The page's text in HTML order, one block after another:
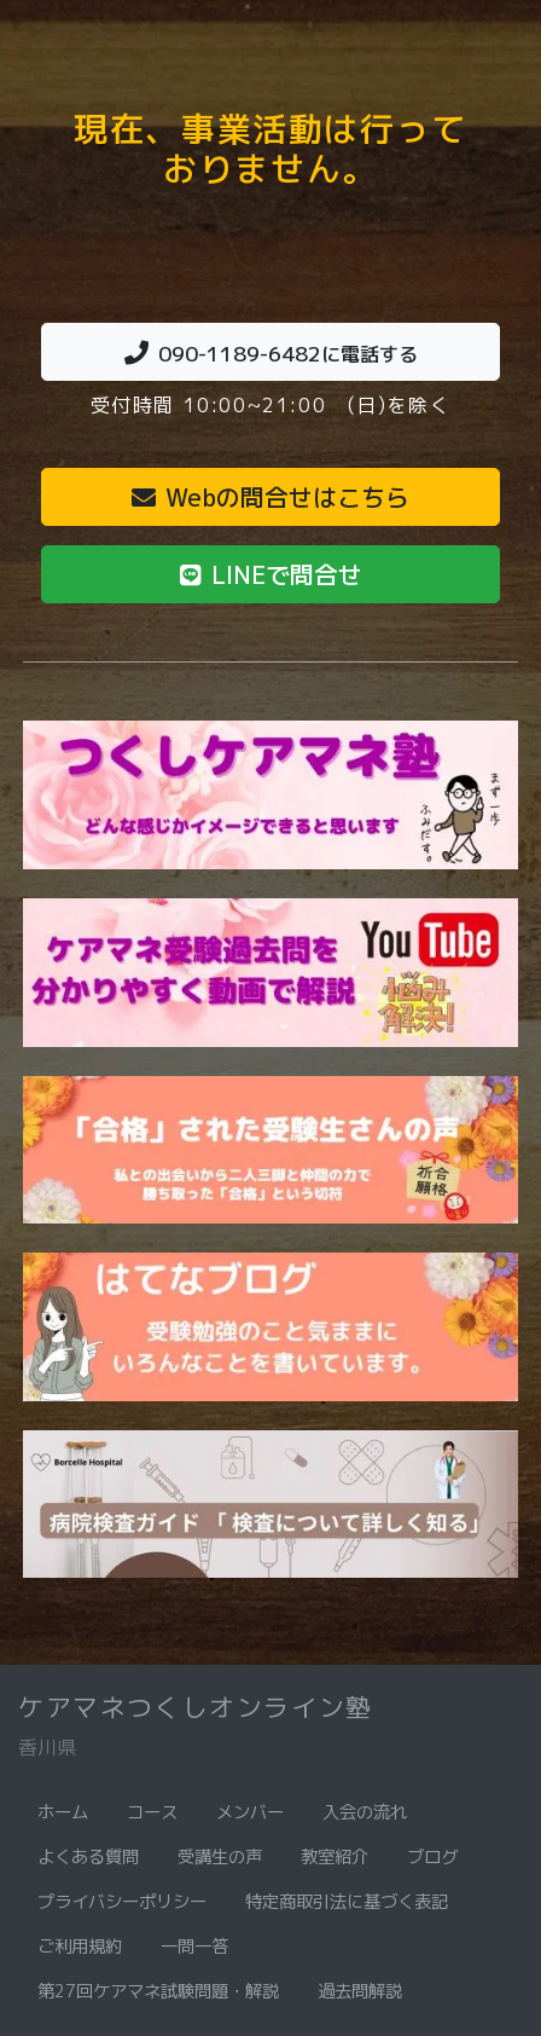
現在、事業活動は行って
おりません。
090-1189-6482に電話する
受付時間 10:00~21:00 (日)を除く
Webの問合せはこちら
LINEで問合せ
ケアマネつくしオンライン塾
香川県
ホーム コース メンバー
入会の流れ
よくある質問
受講生の声 教室紹介
ブログ
プライバシーポリシー
特定商取引法に基づく表記
ご利用規約
一問一答
第27回ケアマネ試験問題・解説
過去問解説